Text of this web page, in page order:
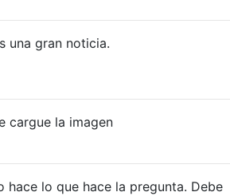
una gran noticia.
cargue la imagen
lo que hace la pregunta. Debe